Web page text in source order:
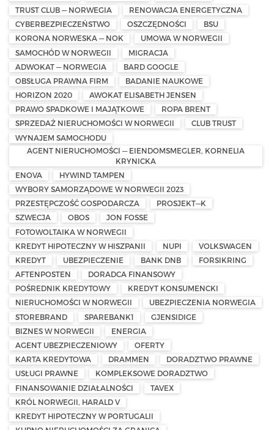
TRUST CLUB — NORWEGIA
RENOWACJA ENERGETYCZNA
CYBERBEZPIECZEŃSTWO
OSZCZĘDNOŚCI
BSU
KORONA NORWESKA — NOK
UMOWA W NORWEGII
SAMOCHÓD W NORWEGII
MIGRACJA
ADWOKAT — NORWEGIA
BARD GOOGLE
OBSŁUGA PRAWNA FIRM
BADANIE NAUKOWE
HORIZON 2020
AWOKAT ELISABETH JENSEN
PRAWO SPADKOWE I MAJĄTKOWE
ROPA BRENT
SPRZEDAŻ NIERUCHOMOŚCI W NORWEGII
CLUB TRUST
WYNAJEM SAMOCHODU
AGENT NIERUCHOMOŚCI — EIENDOMSMEGLER, KORNELIA
KRYNICKA
ENOVA
HYWIND TAMPEN
WYBORY SAMORZĄDOWE W NORWEGII 2023
PRZESTĘPCZOŚĆ GOSPODARCZA
PROSJEKT—K
SZWECJA
OBOS
JON FOSSE
FOTOWOLTAIKA W NORWEGII
KREDYT HIPOTECZNY W HISZPANII
NUPI
VOLKSWAGEN
KREDYT
UBEZPIECZENIE BANK DNB
FORSIKRING
AFTENPOSTEN
DORADCA FINANSOWY
POŚREDNIK KREDYTOWY
KREDYT KONSUMENCKI
NIERUCHOMOŚCI W NORWEGII
UBEZPIECZENIA NORWEGIA
STOREBRAND
SPAREBANK1
GJENSIDIGE
BIZNES W NORWEGII
ENERGIA
AGENT UBEZPIECZENIOWY
OFERTY
KARTA KREDYTOWA
DRAMMEN
DORADZTWO PRAWNE
USŁUGI PRAWNE
KOMPLEKSOWE DORADZTWO
FINANSOWANIE DZIAŁALNOŚCI
TAVEX
KRÓL NORWEGII, HARALD V
KREDYT HIPOTECZNY W PORTUGALII